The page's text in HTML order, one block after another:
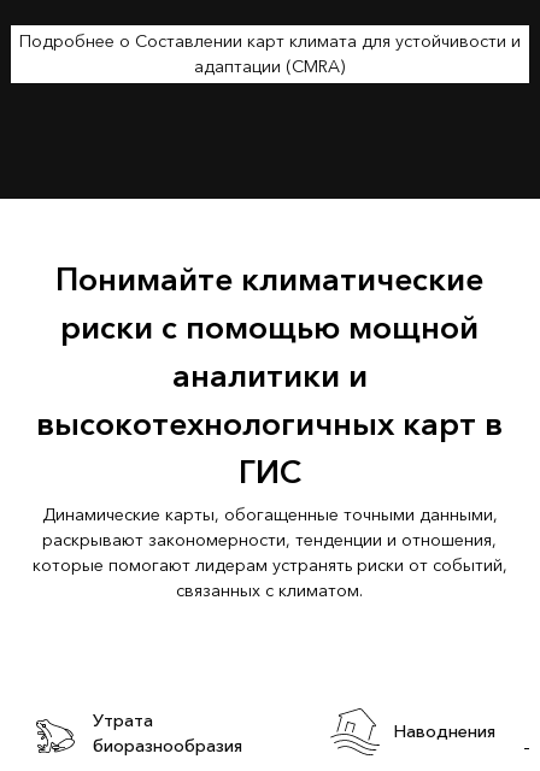
Подробнее о Составлении карт климата для устойчивости и
адаптации (CMRA)
Понимайте климатические
риски с помощью мощной
аналитики и
высокотехнологичных карт в
ГИС
Динамические карты, обогащенные точными данными,
раскрывают закономерности, тенденции и отношения,
которые помогают лидерам устранять риски от событий,
связанных с климатом.
Утрата
биоразнообразия
Наводнения